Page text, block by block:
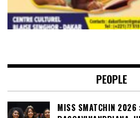
PEOPLE
MISS SMATCHIN 2026